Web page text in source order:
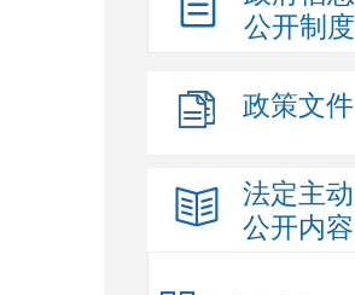
公开制度
政策文件
法定主动
公开内容